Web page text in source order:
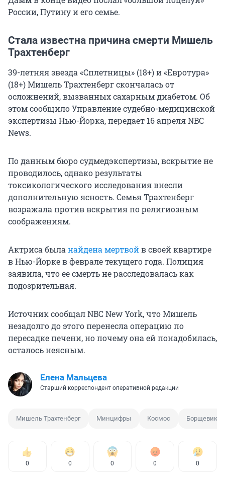
России, Путину и его семье.
Стала известна причина смерти Мишель
Трахтенберг
39-летняя звезда «Сплетницы» (18+) и «Евротура»
(18+) Мишель Трахтенберг скончалась от
осложнений, вызванных сахарным диабетом. Об
этом сообщило Управление судебно-медицинской
экспертизы Нью-Йорка, передает 16 апреля NBC
News.
По данным бюро судмедэкспертизы, вскрытие не
проводилось, однако результаты
токсикологического исследования внесли
дополнительную ясность. Семья Трахтенберг
возражала против вскрытия по религиозным
соображениям.
Актриса была найдена мертвойв своей квартире
в Нью-Йорке в феврале текущего года. Полиция
заявила, что ее смерть не расследовалась как
подозрительная.
Источник сообщал NBC New York, что Мишель
незадолго до этого перенесла операцию по
пересадке печени, но почему она ей понадобилась,
осталось неясным.
Елена Мальцева
Старший корреспондент оперативной редакции
Мишель Трахтенберг Минцифры Космос Борщевик
0 0 0 0 0